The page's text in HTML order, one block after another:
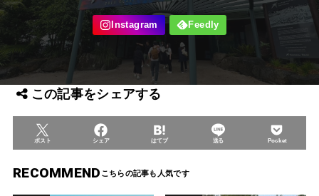
この記事をシェアする
ポスト シェア はてブ 送る Pocket
RECOMMEND